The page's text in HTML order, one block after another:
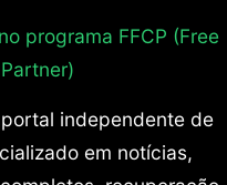
programa FFCP (Free
independente de
em notícias,